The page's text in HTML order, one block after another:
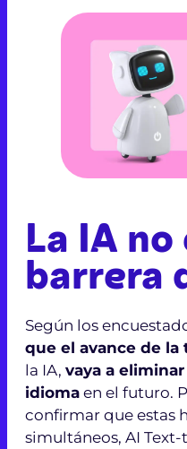
La IA
barrera
Según los
que el avance de la
la IA, vaya a
idioma en el futuro.
confirmar que estas
simultáneos, AI